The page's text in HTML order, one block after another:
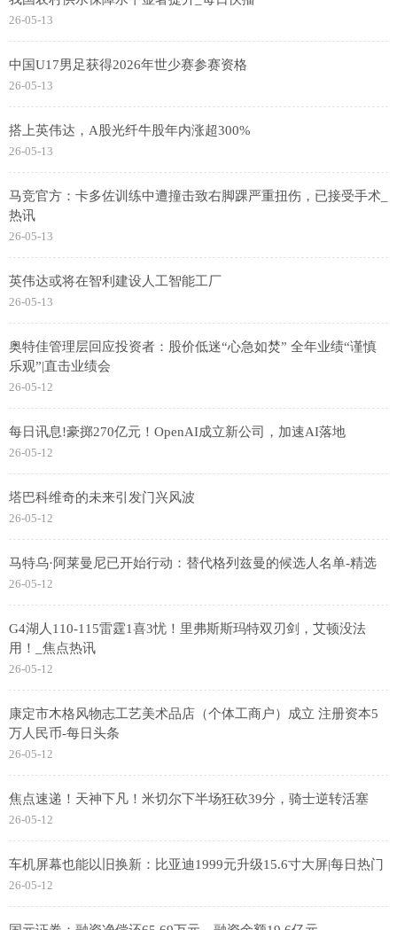
26-05-13
中国U17男足获得2026年世少赛参赛资格
26-05-13
搭上英伟达，A股光纤牛股年内涨超300%
26-05-13
马竞官方：卡多佐训练中遭撞击致右脚踝严重扭伤，已接受手术_
热讯
26-05-13
英伟达或将在智利建设人工智能工厂
26-05-13
奥特佳管理层回应投资者：股价低迷“心急如焚” 全年业绩“谨慎
乐观”|直击业绩会
26-05-12
每日讯息!豪掷270亿元！OpenAI成立新公司，加速AI落地
26-05-12
塔巴科维奇的未来引发门兴风波
26-05-12
马特乌·阿莱曼尼已开始行动：替代格列兹曼的候选人名单-精选
26-05-12
G4湖人110-115雷霆1喜3忧！里弗斯斯玛特双刃剑，艾顿没法
用！_焦点热讯
26-05-12
康定市木格风物志工艺美术品店（个体工商户）成立 注册资本5
万人民币-每日头条
26-05-12
焦点速递！天神下凡！米切尔下半场狂砍39分，骑士逆转活塞
26-05-12
车机屏幕也能以旧换新：比亚迪1999元升级15.6寸大屏|每日热门
26-05-12